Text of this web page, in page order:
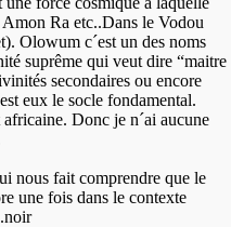
Ra etc..Dans le Vodou
Olowum c´est un des noms
suprême qui veut dire “maitre
secondaires ou encore
eux le socle fondamental.
Donc je n´ai aucune
nous fait comprendre que le
une fois dans le contexte